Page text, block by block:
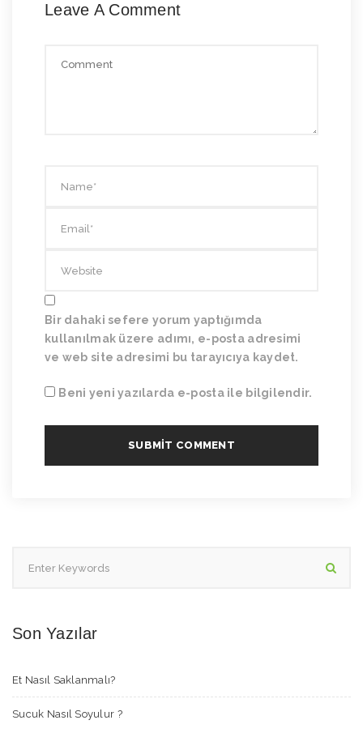
Leave A Comment
Bir dahaki sefere yorum yaptığımda
kullanılmak üzere adımı, e-posta adresimi
ve web site adresimi bu tarayıcıya kaydet.
Beni yeni yazılarda e-posta ile bilgilendir.
Son Yazılar
Et Nasıl Saklanmalı?
Sucuk Nasıl Soyulur ?